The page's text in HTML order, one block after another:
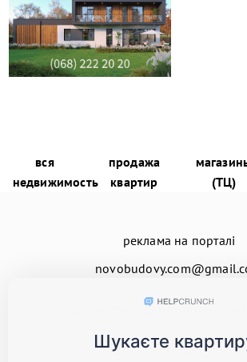
вся
недвижимость
продажа
квартир
(ТЦ)
реклама на порталі
добавить недвижимость
© 2026Енциклопедія